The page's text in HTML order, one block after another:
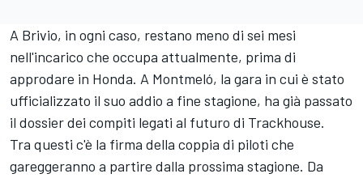
A Brivio, in ogni caso, restano meno di sei mesi
nell'incarico che occupa attualmente, prima di
approdare in Honda. A Montmeló, la gara in cui è stato
ufficializzato il suo addio a fine stagione, ha già passato
il dossier dei compiti legati al futuro di Trackhouse.
Tra questi c'è la firma della coppia di piloti che
gareggeranno a partire dalla prossima stagione. Da